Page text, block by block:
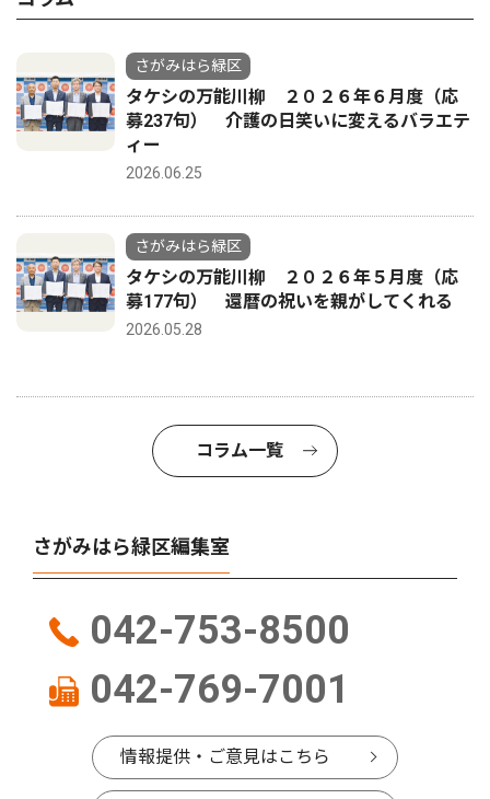
さがみはら緑区
タケシの万能川柳 ２０２６年６月度（応
募237句） 介護の日笑いに変えるバラエテ
ィー
2026.06.25
さがみはら緑区
タケシの万能川柳 ２０２６年５月度（応
募177句） 還暦の祝いを親がしてくれる
2026.05.28
コラム一覧
さがみはら緑区編集室
042-753-8500
042-769-7001
情報提供・ご意見はこちら